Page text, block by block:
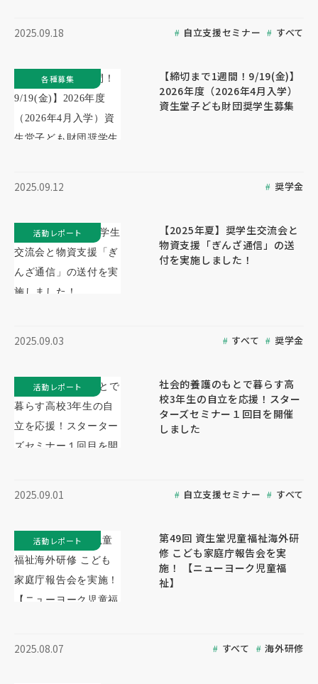
2025.09.18 自立支援セミナー すべて
【締切まで1週間！9/19(金)】
2026年度（2026年4月入学）
資生堂子ども財団奨学生募集
2025.09.12 奨学金
各種募集
【2025年夏】奨学生交流会と
物資支援「ぎんざ通信」の送
付を実施しました！
2025.09.03 すべて 奨学金
活動レポート
社会的養護のもとで暮らす高
校3年生の自立を応援！スター
ターズセミナー１回目を開催
しました
2025.09.01 自立支援セミナー すべて
活動レポート
第49回 資生堂児童福祉海外研
修 こども家庭庁報告会を実
施！ 【ニューヨーク児童福
祉】
2025.08.07 すべて 海外研修
活動レポート